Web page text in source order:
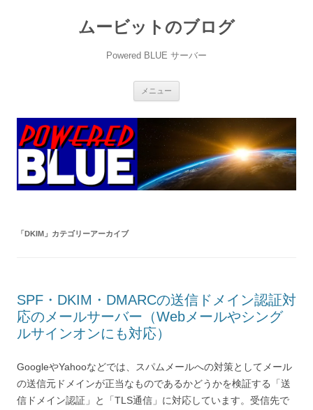
ムービットのブログ
Powered BLUE サーバー
メニュー
ツ
ッ
プ
「DKIM 」カテゴリーアーカイブ
SPF・DKIM・DMARCの送信ドメイン認証対
応のメールサーバー（Webメールやシング
ルサインオンにも対応）
GoogleやYahooなどでは、スパムメールへの対策としてメール
の送信元ドメインが正当なものであるかどうかを検証する「送
信ドメイン認証」と「TLS通信」に対応しています。受信先で